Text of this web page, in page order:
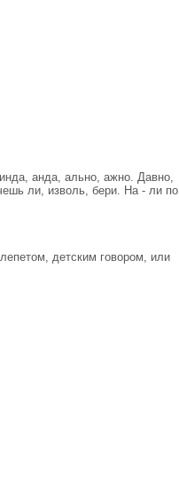
анда, ально, ажно. Давно,
ли, изволь, бери. На - ли по
детским говором, или